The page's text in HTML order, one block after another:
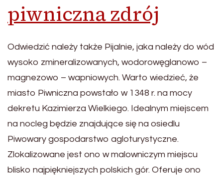
piwniczna zdrój
Odwiedzić należy także Pijalnie, jaka należy do wód
wysoko zmineralizowanych, wodorowęglanowo –
magnezowo – wapniowych. Warto wiedzieć, że
miasto Piwniczna powstało w 1348 r. na mocy
dekretu Kazimierza Wielkiego. Idealnym miejscem
na nocleg będzie znajdujące się na osiedlu
Piwowary gospodarstwo agloturystyczne.
Zlokalizowane jest ono w malowniczym miejscu
blisko najpiękniejszych polskich gór. Oferuje ono